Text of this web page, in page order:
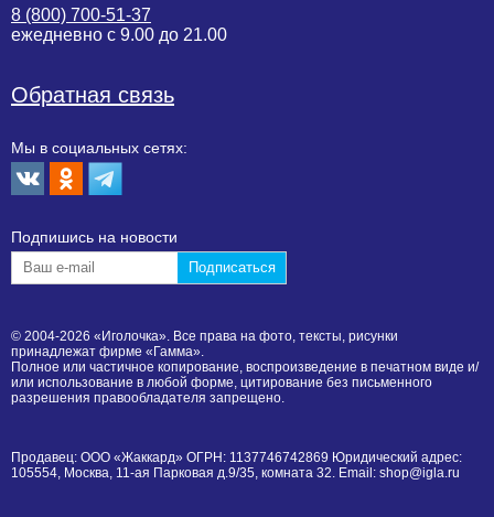
8 (800) 700-51-37
ежедневно с 9.00 до 21.00
Обратная связь
Мы в социальных сетях:
Подпишиcь на новости
© 2004-2026 «Иголочка». Все права на фото, тексты, рисунки
принадлежат фирме «Гамма».
Полное или частичное копирование, воспроизведение в печатном виде и/
или использование в любой форме, цитирование без письменного
разрешения правообладателя запрещено.
Продавец: ООО «Жаккард» ОГРН: 1137746742869 Юридический адрес:
105554, Москва, 11-ая Парковая д.9/35, комната 32. Email: shop@igla.ru